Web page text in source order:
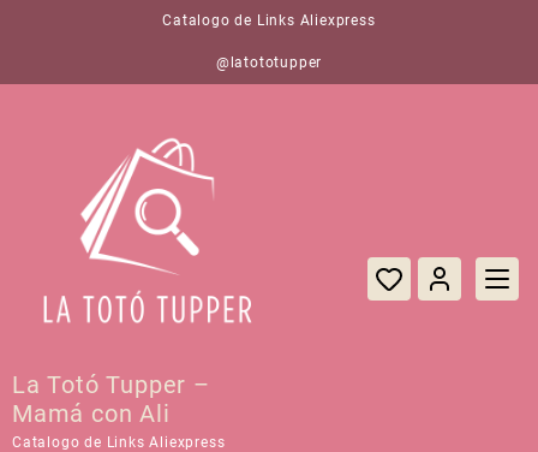
Catalogo de Links Aliexpress
@latototupper
La Totó Tupper –
Mamá con Ali
Catalogo de Links Aliexpress